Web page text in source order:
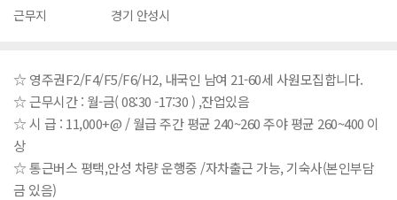
근무지
경기 안성시
☆ 영주권F2/F4/F5/F6/H2, 내국인 남여 21-60세 사원모집합니다.
☆ 근무시간 : 월-금( 08:30 -17:30 ) ,잔업있음
☆ 시 급 : 11,000+@ / 월급 주간 평균 240~260 주야 평균 260~400 이
상
☆ 통근버스 평택,안성 차량 운행중 /자차출근 가능, 기숙사(본인부담
금 있음)